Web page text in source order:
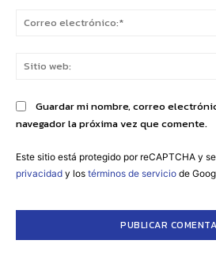
Guardar mi nombre, correo
navegador la próxima vez que comente.
Este sitio está protegido por reCAPTCHA y
privacidad y los términos de servicio de